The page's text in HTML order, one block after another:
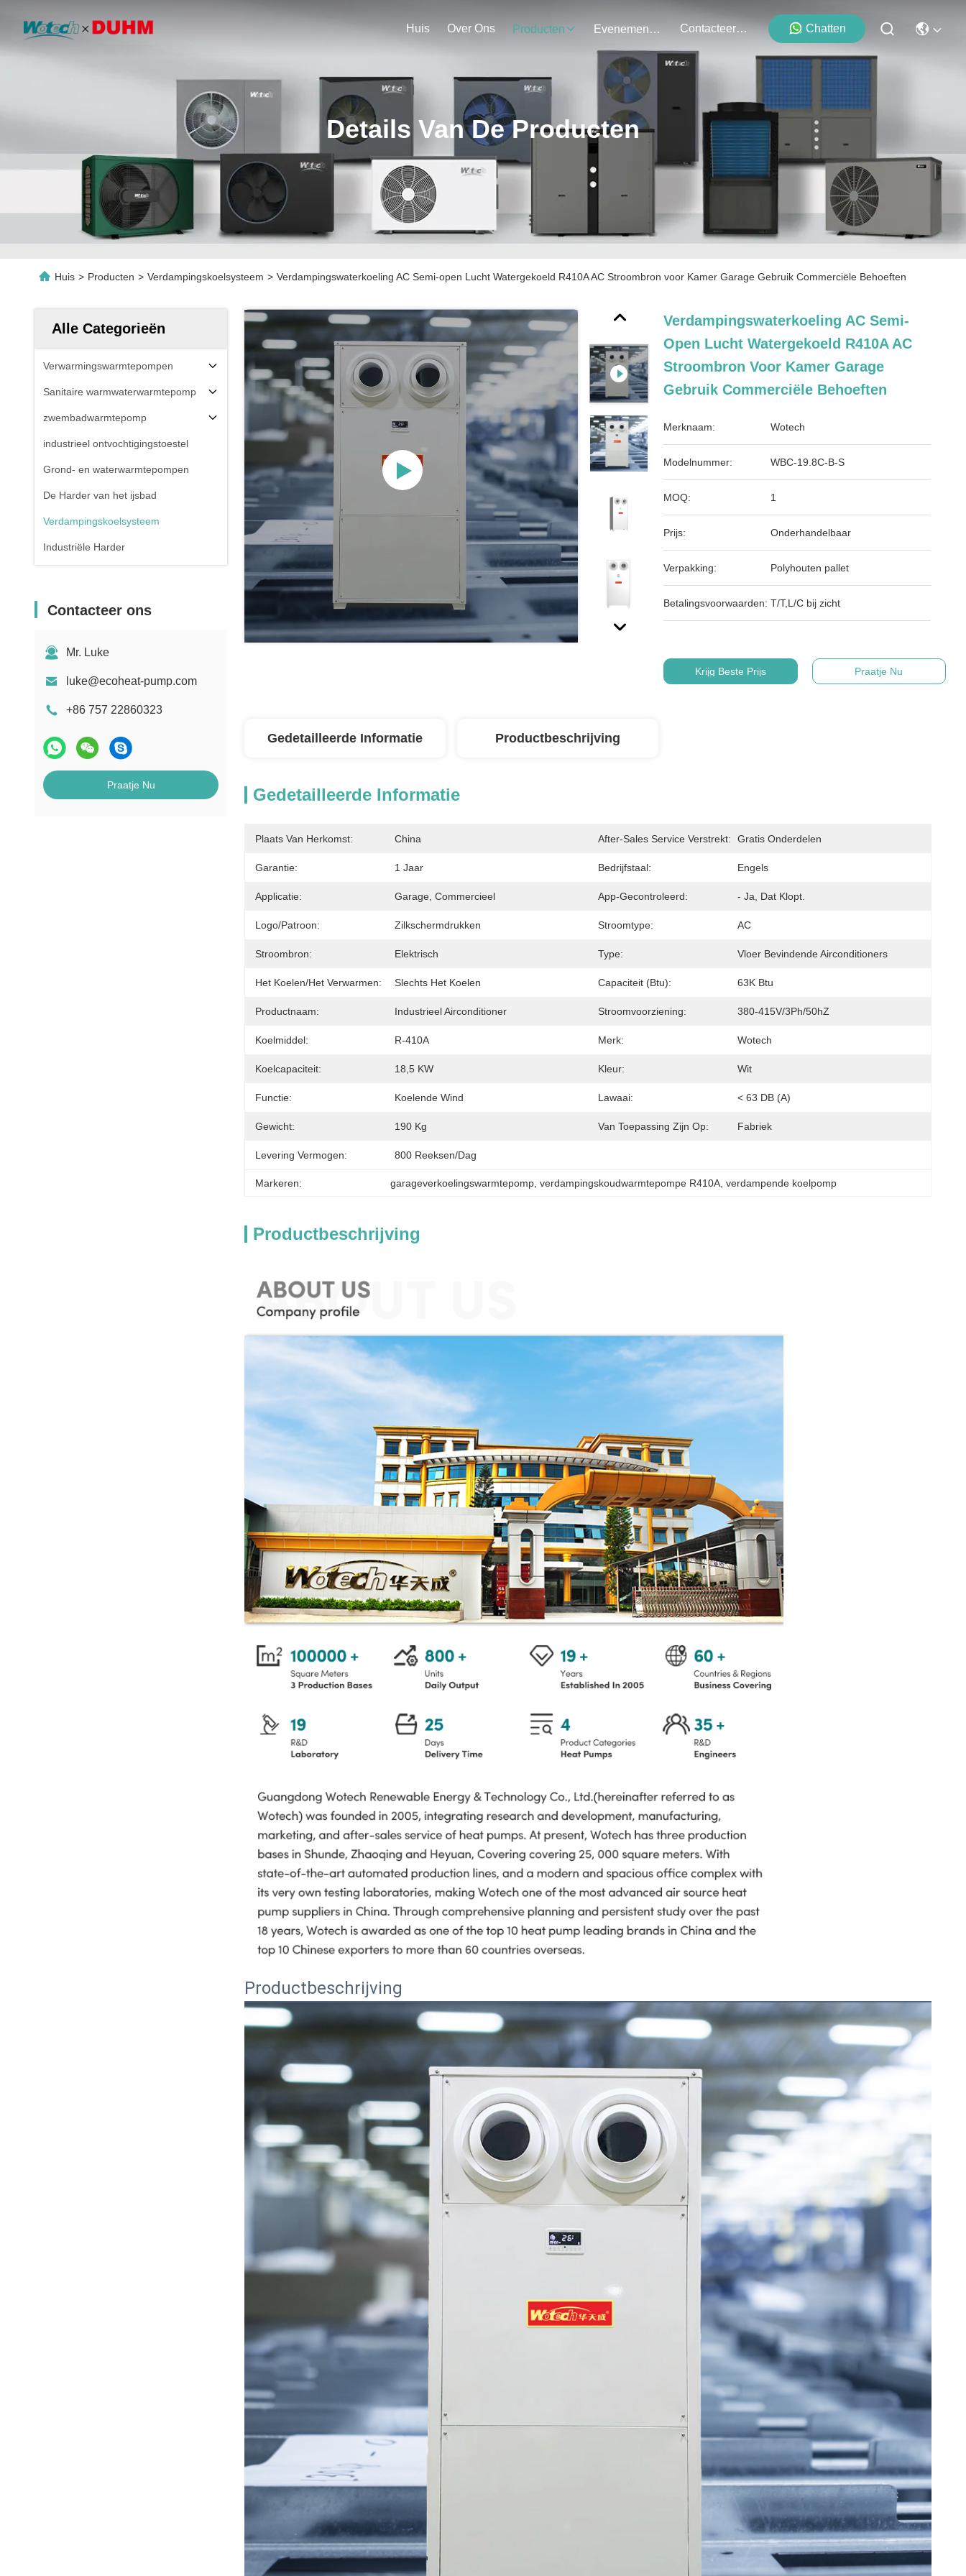
Huis Over Ons Producten Evenementen Contacteer Ons Chatten
Details Van De Producten
Huis > Producten > Verdampingskoelsysteem > Verdampingswaterkoeling AC Semi-open Lucht Watergekoeld R410A AC Stroombron voor Kamer Garage Gebruik Commerciële Behoeften
Alle Categorieën
Verwarmingswarmtepompen
Sanitaire warmwaterwarmtepomp
zwembadwarmtepomp
industrieel ontvochtigingstoestel
Grond- en waterwarmtepompen
De Harder van het ijsbad
Verdampingskoelsysteem
Industriële Harder
Contacteer ons
Mr. Luke
luke@ecoheat-pump.com
+86 757 22860323
Praatje Nu
Verdampingswaterkoeling AC Semi-
Open Lucht Watergekoeld R410A AC
Stroombron Voor Kamer Garage
Gebruik Commerciële Behoeften
Merknaam: Wotech
Modelnummer: WBC-19.8C-B-S
MOQ: 1
Prijs: Onderhandelbaar
Verpakking: Polyhouten pallet
Betalingsvoorwaarden: T/T,L/C bij zicht
Krijg Beste Prijs Praatje Nu
Gedetailleerde Informatie Productbeschrijving
Gedetailleerde Informatie
Plaats Van Herkomst: China After-Sales Service Verstrekt: Gratis Onderdelen
Garantie: 1 Jaar Bedrijfstaal: Engels
Applicatie: Garage, Commercieel App-Gecontroleerd: - Ja, Dat Klopt.
Logo/patroon: Zilkschermdrukken Stroomtype: AC
Stroombron: Elektrisch Type: Vloer Bevindende Airconditioners
Het Koelen/het Verwarmen: Slechts Het Koelen Capaciteit (btu): 63K Btu
Productnaam: Industrieel Airconditioner Stroomvoorziening: 380-415V/3Ph/50hZ
Koelmiddel: R-410A Merk: Wotech
Koelcapaciteit: 18,5 KW Kleur: Wit
Functie: Koelende Wind Lawaai: < 63 DB (A)
Gewicht: 190 Kg Van Toepassing Zijn Op: Fabriek
Levering Vermogen: 800 Reeksen/dag
Markeren: garageverkoelingswarmtepomp , verdampingskoudwarmtepompe R410A , verdampende koelpomp
Productbeschrijving
Productbeschrijving